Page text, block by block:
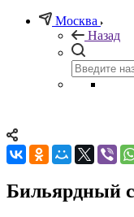
Москва
Назад
Бильярдный